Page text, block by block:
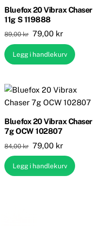
Bluefox 20 Vibrax Chaser
11g S 119888
89,00kr Opprinnelig
pris
var:
79,00 krNåværende
pris
er:
Legg i handlekurv
Bluefox 20 Vibrax Chaser
7g OCW 102807
84,00kr Opprinnelig
pris
var:
79,00 krNåværende
pris
er:
Legg i handlekurv